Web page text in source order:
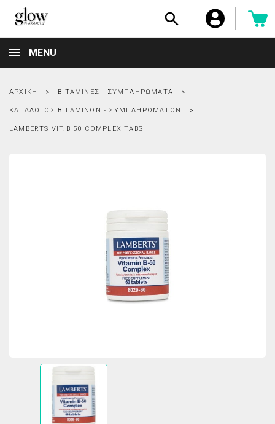

MENU
ΑΡΧΙΚΉ ΒΙΤΑΜΊΝΕΣ - ΣΥΜΠΛΗΡΏΜΑΤΑ
ΚΑΤΆΛΟΓΟΣ ΒΙΤΑΜΙΝΏΝ - ΣΥΜΠΛΗΡΩΜΆΤΩΝ
LAMBERTS VIT.B 50 COMPLEX TABS